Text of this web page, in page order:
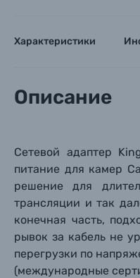
Пленочные
Фотокамеры
Объективы
Вспышки для
Аксессуары
Характеристики
Описание
Сетевой адаптер
питание для камер
решение для
трансляции и так
конечная часть,
рывок за кабель не
перегрузки по
(международные